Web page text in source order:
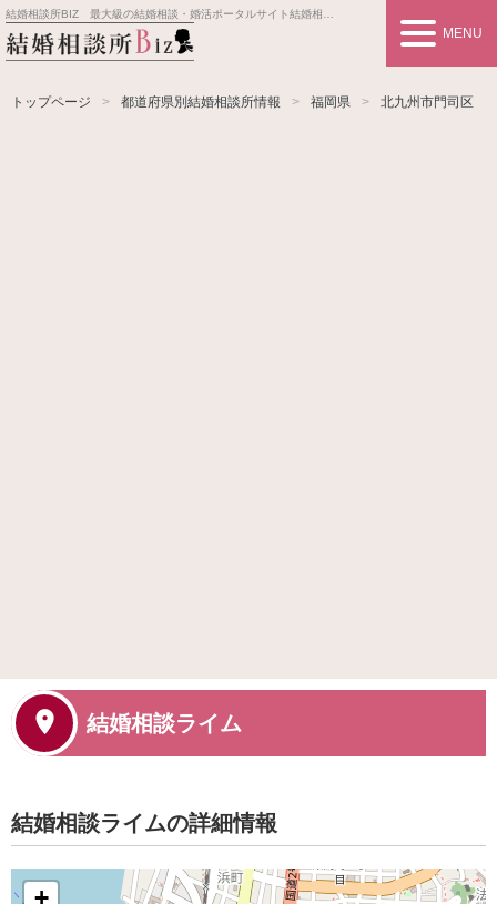
結婚相談所BIZ 最大級の結婚相談・婚活ポータルサイト結婚相談所事業者情報や婚活お見合いの悩み、対策を紹介します。
MENU
トップページ 都道府県別結婚相談所情報 福岡県 北九州市門司区
結婚相談ライム
結婚相談ライムの詳細情報
+